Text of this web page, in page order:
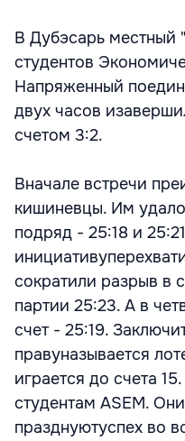
В Дубэсарь местный
студентов
Напряженный
двух часов
счетом 3:2.
Вначале встречи
кишиневцы. Им
подряд - 25:18 и
сократили разрыв в
партии 25:23. А в
счет - 25:19.
правуназывается
играется до счета
студентам ASEM.
празднуютуспех во